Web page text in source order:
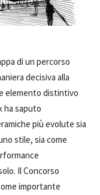
di un percorso
decisiva alla
elemento distintivo
ha saputo
più evolute sia
stile, sia come
Il Concorso
importante